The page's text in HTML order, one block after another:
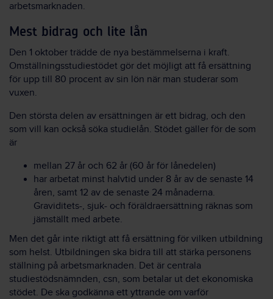
arbetsmarknaden.
Mest bidrag och lite lån
Den 1 oktober trädde de nya bestämmelserna i kraft.
Omställningsstudiestödet gör det möjligt att få ersättning
för upp till 80 procent av sin lön när man studerar som
vuxen.
Den största delen av ersättningen är ett bidrag, och den
som vill kan också söka studielån. Stödet gäller för de som
är
mellan 27 år och 62 år (60 år för lånedelen)
har arbetat minst halvtid under 8 år av de senaste 14
åren, samt 12 av de senaste 24 månaderna.
Graviditets-, sjuk- och föräldraersättning räknas som
jämställt med arbete.
Men det går inte riktigt att få ersättning för vilken utbildning
som helst. Utbildningen ska bidra till att stärka personens
ställning på arbetsmarknaden. Det är centrala
studiestödsnämnden, csn, som betalar ut det ekonomiska
stödet. De ska godkänna ett yttrande om varför